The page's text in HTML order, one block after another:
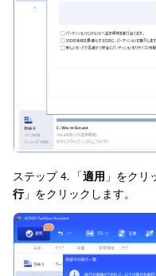
ステップ 4. 「適用 」をクリ
行」をクリックします。